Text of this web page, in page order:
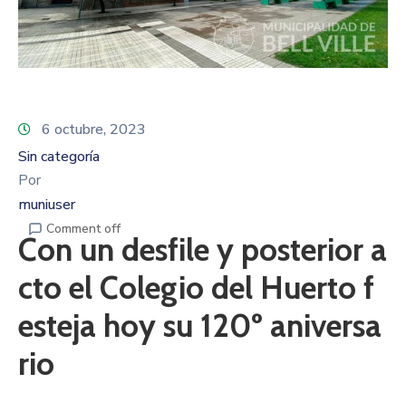
6 octubre, 2023
Sin categoría
Por
muniuser
Comment off
Con un desfile y posterior a
cto el Colegio del Huerto f
esteja hoy su 120º aniversa
rio